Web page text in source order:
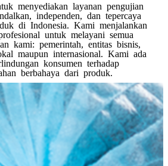
menyediakan layanan pengujian
independen, dan tepercaya
di Indonesia. Kami menjalankan
untuk melayani semua
kami: pemerintah, entitas bisnis,
maupun internasional. Kami ada
konsumen terhadap
berbahaya dari produk.